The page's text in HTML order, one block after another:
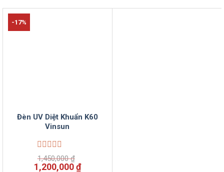
-17%
Đèn UV Diệt Khuẩn K60
Vinsun
Được
xếp
1,450,000₫
Giá
1,200,000₫Giá